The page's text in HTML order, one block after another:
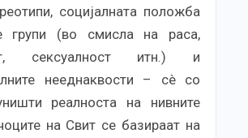
социјалната положба
групи (во смисла на раса,
сексуалност итн.) и
нееднаквости – сè со
реалноста на нивните
на Свит се базираат на